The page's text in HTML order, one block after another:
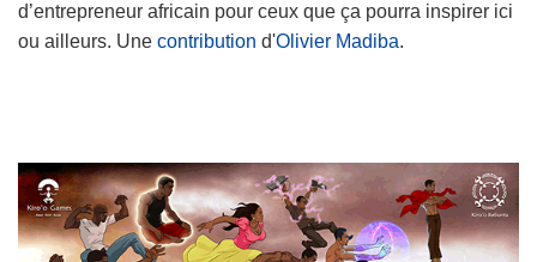
d’entrepreneur africain pour ceux que ça pourra inspirer ici
ou ailleurs. Une contribution d'Olivier Madiba.